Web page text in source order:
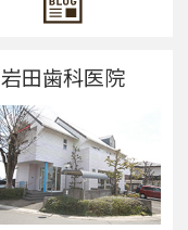
岩田歯科医院